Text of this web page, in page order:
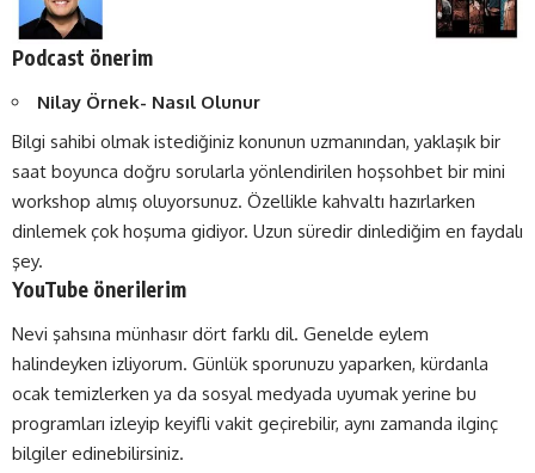
Podcast önerim
Nilay Örnek- Nasıl Olunur
Bilgi sahibi olmak istediğiniz konunun uzmanından, yaklaşık bir
saat boyunca doğru sorularla yönlendirilen hoşsohbet bir mini
workshop almış oluyorsunuz. Özellikle kahvaltı hazırlarken
dinlemek çok hoşuma gidiyor. Uzun süredir dinlediğim en faydalı
şey.
YouTube önerilerim
Nevi şahsına münhasır dört farklı dil. Genelde eylem
halindeyken izliyorum. Günlük sporunuzu yaparken, kürdanla
ocak temizlerken ya da sosyal medyada uyumak yerine bu
programları izleyip keyifli vakit geçirebilir, aynı zamanda ilginç
bilgiler edinebilirsiniz.